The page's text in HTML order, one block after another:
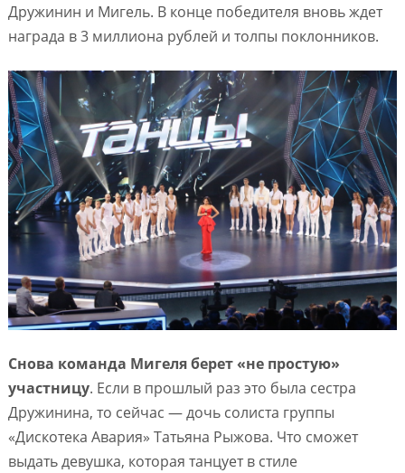
Дружинин и Мигель. В конце победителя вновь ждет
награда в 3 миллиона рублей и толпы поклонников.
Снова команда Мигеля берет «не простую»
участницу. Если в прошлый раз это была сестра
Дружинина, то сейчас — дочь солиста группы
«Дискотека Авария» Татьяна Рыжова. Что сможет
выдать девушка, которая танцует в стиле